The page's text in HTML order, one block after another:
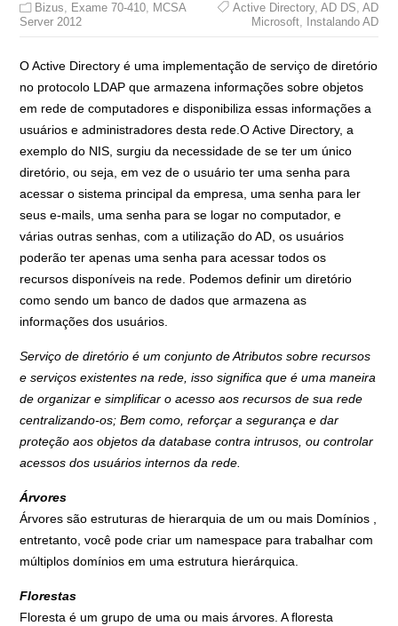
Bizus, Exame 70-410, MCSA
Server 2012
Active Directory, AD DS, AD
Microsoft, Instalando AD
O Active Directory é uma implementação de serviço de diretório
no protocolo LDAP que armazena informações sobre objetos
em rede de computadores e disponibiliza essas informações a
usuários e administradores desta rede.O Active Directory, a
exemplo do NIS, surgiu da necessidade de se ter um único
diretório, ou seja, em vez de o usuário ter uma senha para
acessar o sistema principal da empresa, uma senha para ler
seus e-mails, uma senha para se logar no computador, e
várias outras senhas, com a utilização do AD, os usuários
poderão ter apenas uma senha para acessar todos os
recursos disponíveis na rede. Podemos definir um diretório
como sendo um banco de dados que armazena as
informações dos usuários.
Serviço de diretório é um conjunto de Atributos sobre recursos
e serviços existentes na rede, isso significa que é uma maneira
de organizar e simplificar o acesso aos recursos de sua rede
centralizando-os; Bem como, reforçar a segurança e dar
proteção aos objetos da database contra intrusos, ou controlar
acessos dos usuários internos da rede.
Árvores
Árvores são estruturas de hierarquia de um ou mais Domínios ,
entretanto, você pode criar um namespace para trabalhar com
múltiplos domínios em uma estrutura hierárquica.
Florestas
Floresta é um grupo de uma ou mais árvores. A floresta